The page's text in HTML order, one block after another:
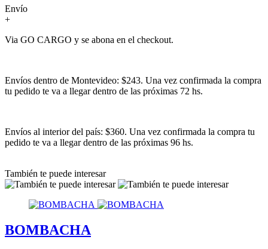
Envío
+
Via GO CARGO y se abona en el checkout.
Envíos dentro de Montevideo: $243. Una vez confirmada la compra
tu pedido te va a llegar dentro de las próximas 72 hs.
Envíos al interior del país: $360. Una vez confirmada la compra tu
pedido te va a llegar dentro de las próximas 96 hs.
También te puede interesar
BOMBACHA